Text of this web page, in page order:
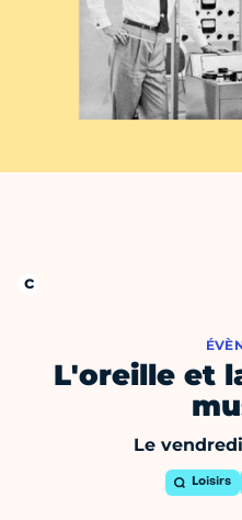
L'oreille et
Le
Loisirs